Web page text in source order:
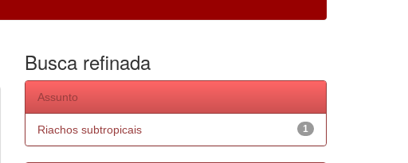
Busca refinada
Assunto
1
Riachos subtropicais